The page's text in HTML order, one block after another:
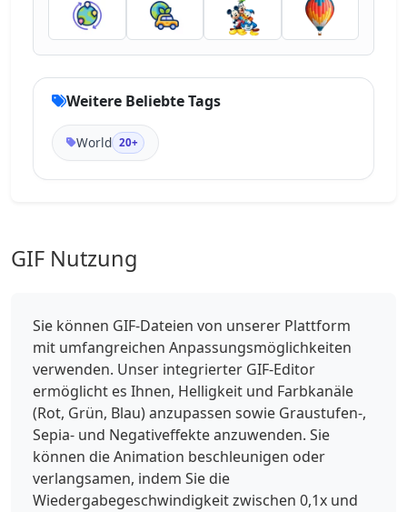
Weitere Beliebte Tags
World 20+
GIF Nutzung
Sie können GIF-Dateien von unserer Plattform
mit umfangreichen Anpassungsmöglichkeiten
verwenden. Unser integrierter GIF-Editor
ermöglicht es Ihnen, Helligkeit und Farbkanäle
(Rot, Grün, Blau) anzupassen sowie Graustufen-,
Sepia- und Negativeffekte anzuwenden. Sie
können die Animation beschleunigen oder
verlangsamen, indem Sie die
Wiedergabegeschwindigkeit zwischen 0,1x und